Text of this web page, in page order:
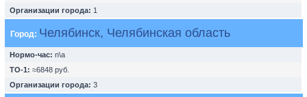
Организации города: 1
Город: Челябинск, Челябинская область
Нормо-час: n\a
ТО-1: ≈6848 руб.
Организации города: 3